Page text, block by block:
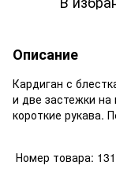
Описание
Кардиган с
и две застежки
короткие рукава.
Номер товара: